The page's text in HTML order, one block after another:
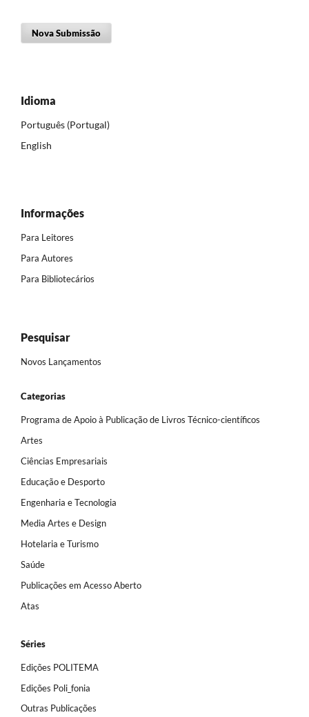
Nova Submissão
Idioma
Português (Portugal)
English
Informações
Para Leitores
Para Autores
Para Bibliotecários
Pesquisar
Novos Lançamentos
Categorias
Programa de Apoio à Publicação de Livros Técnico-científicos
Artes
Ciências Empresariais
Educação e Desporto
Engenharia e Tecnologia
Media Artes e Design
Hotelaria e Turismo
Saúde
Publicações em Acesso Aberto
Atas
Séries
Edições POLITEMA
Edições Poli_fonia
Outras Publicações